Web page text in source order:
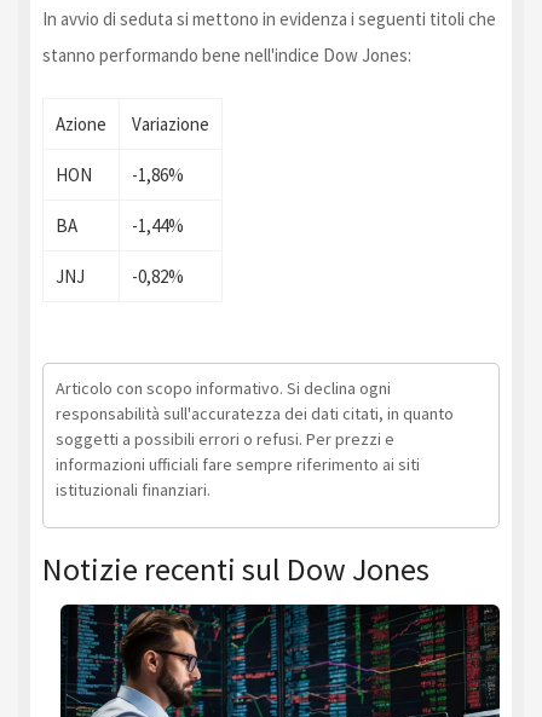
In avvio di seduta si mettono in evidenza i seguenti titoli che
stanno performando bene nell'indice Dow Jones:
Azione Variazione
HON -1,86%
BA -1,44%
JNJ -0,82%
Articolo con scopo informativo. Si declina ogni
responsabilità sull'accuratezza dei dati citati, in quanto
soggetti a possibili errori o refusi. Per prezzi e
informazioni ufficiali fare sempre riferimento ai siti
istituzionali finanziari.
Notizie recenti sul Dow Jones